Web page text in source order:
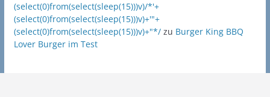
(select(0)from(select(sleep(15)))v)/*'+
(select(0)from(select(sleep(15)))v)+'"+
(select(0)from(select(sleep(15)))v)+"*/zu Burger King BBQ
Lover Burger im Test